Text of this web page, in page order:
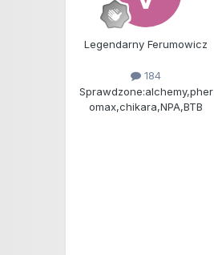
Legendarny Ferumowicz
184
Sprawdzone:alchemy,pher
omax,chikara,NPA,BTB